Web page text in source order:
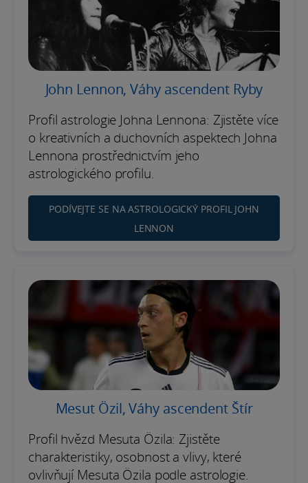
John Lennon, Váhy ascendent Ryby
Profil astrologie Johna Lennona: Zjistěte více
o kreativních a duchovních aspektech Johna
Lennona prostřednictvím jeho
astrologického profilu.
PODÍVEJTE SE NA ASTROLOGICKÝ PROFIL JOHN
LENNON
Mesut Özil, Váhy ascendent Štír
Profil hvězd Mesuta Özila: Zjistěte
charakteristiky, osobnost a vlivy, které
ovlivňují Mesuta Özila podle astrologie.